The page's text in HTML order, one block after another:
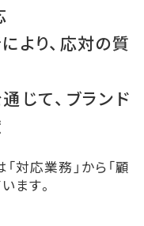
より、応対の質
じて、ブランド
対応業務」から「顧
ます。